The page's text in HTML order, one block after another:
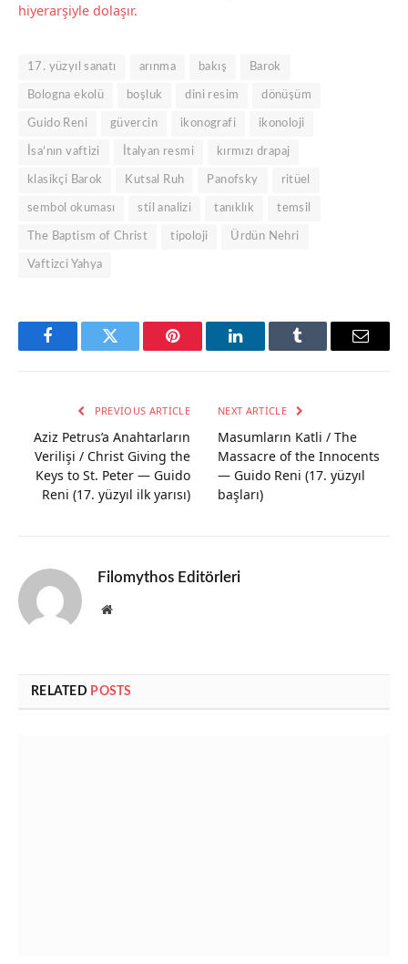
hiyerarşiyle dolaşır.
17. yüzyıl sanatı arınma bakış Barok
Bologna ekolü boşluk dini resim dönüşüm
Guido Reni güvercin ikonografi ikonoloji
İsa’nın vaftizi İtalyan resmi kırmızı drapaj
klasikçi Barok Kutsal Ruh Panofsky ritüel
sembol okuması stil analizi tanıklık temsil
The Baptism of Christ tipoloji Ürdün Nehri
Vaftizci Yahya
FacebookTwitter Pinterest LinkedInTumblr Email
PREVIOUS ARTICLE
Aziz Petrus’a Anahtarların
Verilişi / Christ Giving the
Keys to St. Peter — Guido
Reni (17. yüzyıl ilk yarısı)
NEXT ARTICLE
Masumların Katli / The
Massacre of the Innocents
— Guido Reni (17. yüzyıl
başları)
Filomythos Editörleri
Website
RELATED POSTS